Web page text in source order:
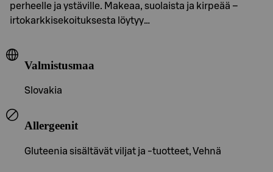
perheelle ja ystäville. Makeaa, suolaista ja kirpeää –
irtokarkkisekoituksesta löytyy…
Valmistusmaa
Slovakia
Allergeenit
Gluteenia sisältävät viljat ja -tuotteet, Vehnä